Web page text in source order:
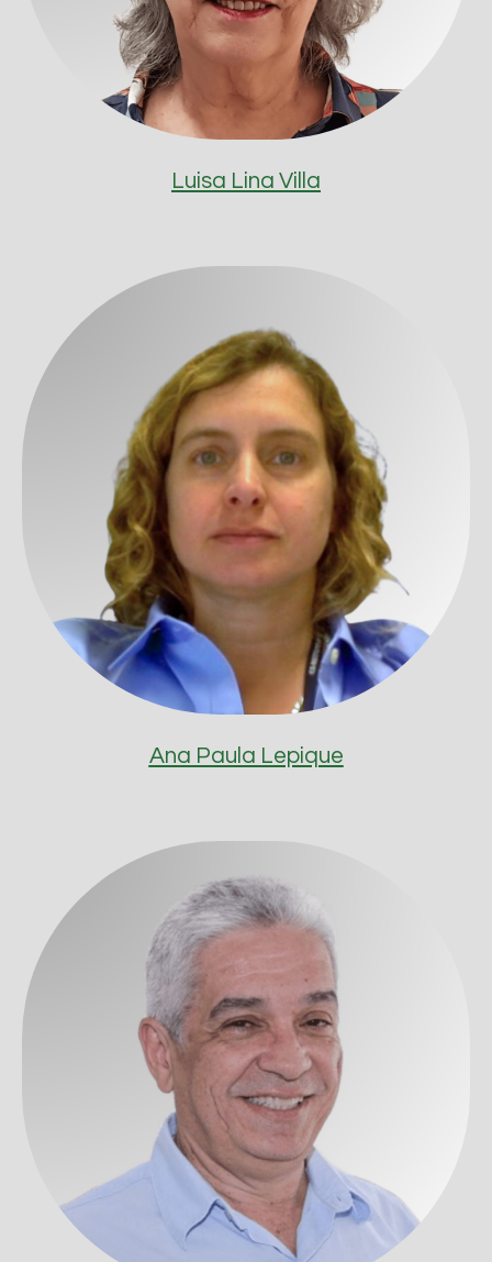
Luisa Lina Villa
Ana Paula Lepique